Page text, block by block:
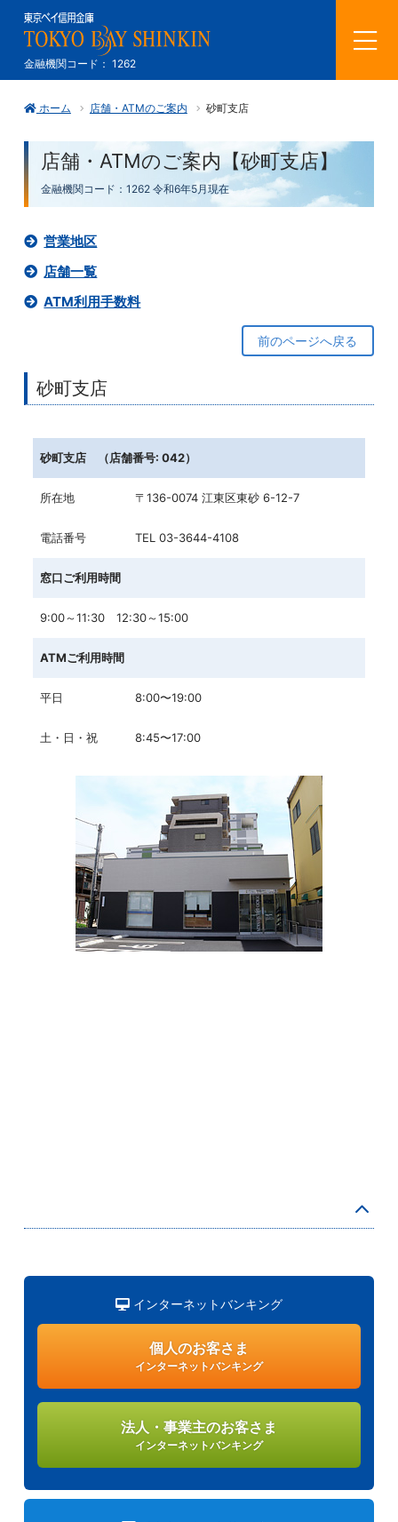
金融機関コード： 1262
メ
ニ
ホーム 店舗・ATMのご案内 砂町支店
インターネットバンキング
個人のお客さま
インターネットバンキング
法人・事業主のお客さま
インターネットバンキング
店舗・ATMのご案内【砂町支店】
金融機関コード：1262令和6年5月現在
営業地区
店舗一覧
ATM利用手数料
前のページへ戻る
砂町支店
砂町支店 （店舗番号: 042）
所在地 〒136-0074 江東区東砂 6-12-7
電話番号 TEL 03-3644-4108
窓口ご利用時間
9:00～11:30 12:30～15:00
ATMご利用時間
平日 8:00〜19:00
土・日・祝 8:45〜17:00